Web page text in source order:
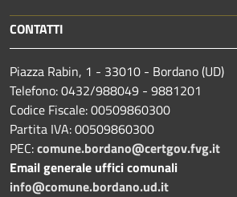
CONTATTI
Piazza Rabin, 1 - 33010 - Bordano (UD)
Telefono: 0432/988049 - 9881201
Codice Fiscale: 00509860300
Partita IVA: 00509860300
PEC:comune.bordano@certgov.fvg.it
Email generale uffici comunali
info@comune.bordano.ud.it